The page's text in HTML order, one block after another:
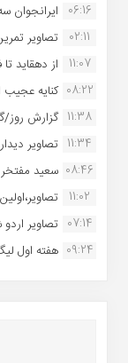
06:16 ایرانجوان
02:11
تصاویر
11:07
از دهقاید
08:22 کنایه
11:38 گزارش روز/
11:34 تصاویر
08:46 سعید مفتخر
11:02
07:14 تصاویر
09:24 هفته اول